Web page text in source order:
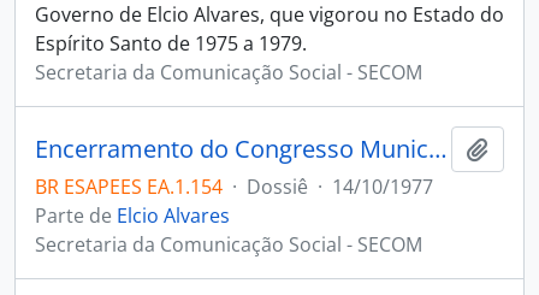
Governo de Elcio Alvares, que vigorou no Estado do
Espírito Santo de 1975 a 1979.
Secretaria da Comunicação Social - SECOM
Encerramento do Congresso Municipal, Alegre
BR ESAPEES EA.1.154 · Dossiê · 14/10/1977
Parte de Elcio Alvares
Secretaria da Comunicação Social - SECOM